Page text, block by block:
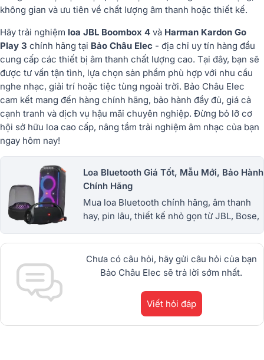
không gian và ưu tiên về chất lượng âm thanh hoặc thiết kế.
Hãy trải nghiệm loa JBL Boombox 4 và Harman Kardon Go
Play 3 chính hãng tại Bảo Châu Elec - địa chỉ uy tín hàng đầu
cung cấp các thiết bị âm thanh chất lượng cao. Tại đây, bạn sẽ
được tư vấn tận tình, lựa chọn sản phẩm phù hợp với nhu cầu
nghe nhạc, giải trí hoặc tiệc tùng ngoài trời. Bảo Châu Elec
cam kết mang đến hàng chính hãng, bảo hành đầy đủ, giá cả
cạnh tranh và dịch vụ hậu mãi chuyên nghiệp. Đừng bỏ lỡ cơ
hội sở hữu loa cao cấp, nâng tầm trải nghiệm âm nhạc của bạn
ngay hôm nay!
Loa Bluetooth Giá Tốt, Mẫu Mới, Bảo Hành
Chính Hãng
Mua loa Bluetooth chính hãng, âm thanh
hay, pin lâu, thiết kế nhỏ gọn từ JBL, Bose,
tốt, bảo hành uy tín. 1900.0255
Chưa có câu hỏi, hãy gửi câu hỏi của bạn
Bảo Châu Elec sẽ trả lời sớm nhất.
Viết hỏi đáp